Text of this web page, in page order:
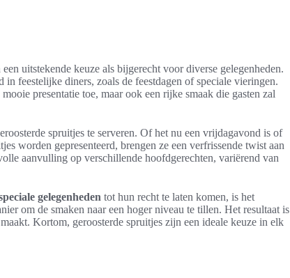
uitstekende keuze als bijgerecht voor diverse gelegenheden.
feestelijke diners, zoals de feestdagen of speciale vieringen.
presentatie toe, maar ook een rijke smaak die gasten zal
spruitjes te serveren. Of het nu een vrijdagavond is of
worden gepresenteerd, brengen ze een verfrissende twist aan
aanvulling op verschillende hoofdgerechten, variërend van
gelegenheden tot hun recht te laten komen, is het
om de smaken naar een hoger niveau te tillen. Het resultaat is
Kortom, geroosterde spruitjes zijn een ideale keuze in elk